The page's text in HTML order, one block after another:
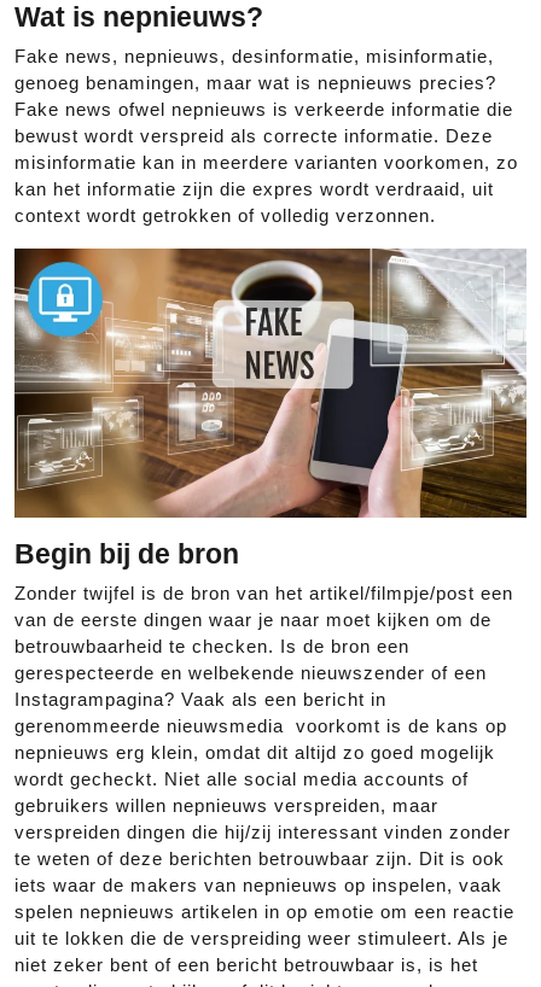
Wat is nepnieuws?
Fake news, nepnieuws, desinformatie, misinformatie,
genoeg benamingen, maar wat is nepnieuws precies?
Fake news ofwel nepnieuws is verkeerde informatie die
bewust wordt verspreid als correcte informatie. Deze
misinformatie kan in meerdere varianten voorkomen, zo
kan het informatie zijn die expres wordt verdraaid, uit
context wordt getrokken of volledig verzonnen.
Begin bij de bron
Zonder twijfel is de bron van het artikel/filmpje/post een
van de eerste dingen waar je naar moet kijken om de
betrouwbaarheid te checken. Is de bron een
gerespecteerde en welbekende nieuwszender of een
Instagrampagina? Vaak als een bericht in
gerenommeerde nieuwsmedia voorkomt is de kans op
nepnieuws erg klein, omdat dit altijd zo goed mogelijk
wordt gecheckt. Niet alle social media accounts of
gebruikers willen nepnieuws verspreiden, maar
verspreiden dingen die hij/zij interessant vinden zonder
te weten of deze berichten betrouwbaar zijn. Dit is ook
iets waar de makers van nepnieuws op inspelen, vaak
spelen nepnieuws artikelen in op emotie om een reactie
uit te lokken die de verspreiding weer stimuleert. Als je
niet zeker bent of een bericht betrouwbaar is, is het